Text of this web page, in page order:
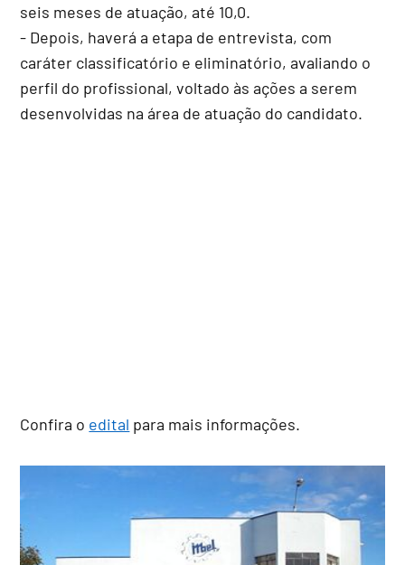
seis meses de atuação, até 10,0.
- Depois, haverá a etapa de entrevista, com
caráter classificatório e eliminatório, avaliando o
perfil do profissional, voltado às ações a serem
desenvolvidas na área de atuação do candidato.
Confira o edital para mais informações.